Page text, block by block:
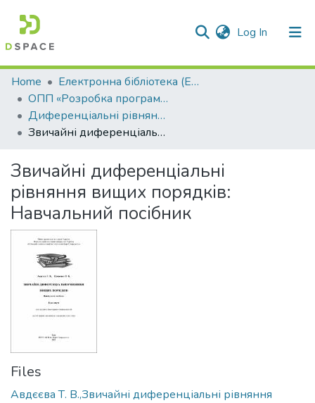
Log In (current)
Communities & Collections
All of DSpace
Statistics
Home
Електронна бібліотека (E-Book)
ОПП «Розробка програмного забезпечення»
Диференціальні рівняння
Звичайні диференціальні рівняння вищих порядків: Навчальний посібник
Звичайні диференціальні
рівняння вищих порядків:
Навчальний посібник
Files
Авдєєва Т. В.,Звичайні диференціальні рівняння